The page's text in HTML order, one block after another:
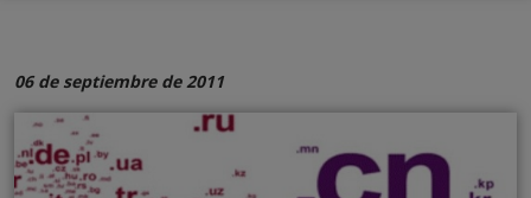
06 de septiembre de 2011